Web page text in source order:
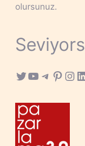
olursunuz.
Twitter
YouTube